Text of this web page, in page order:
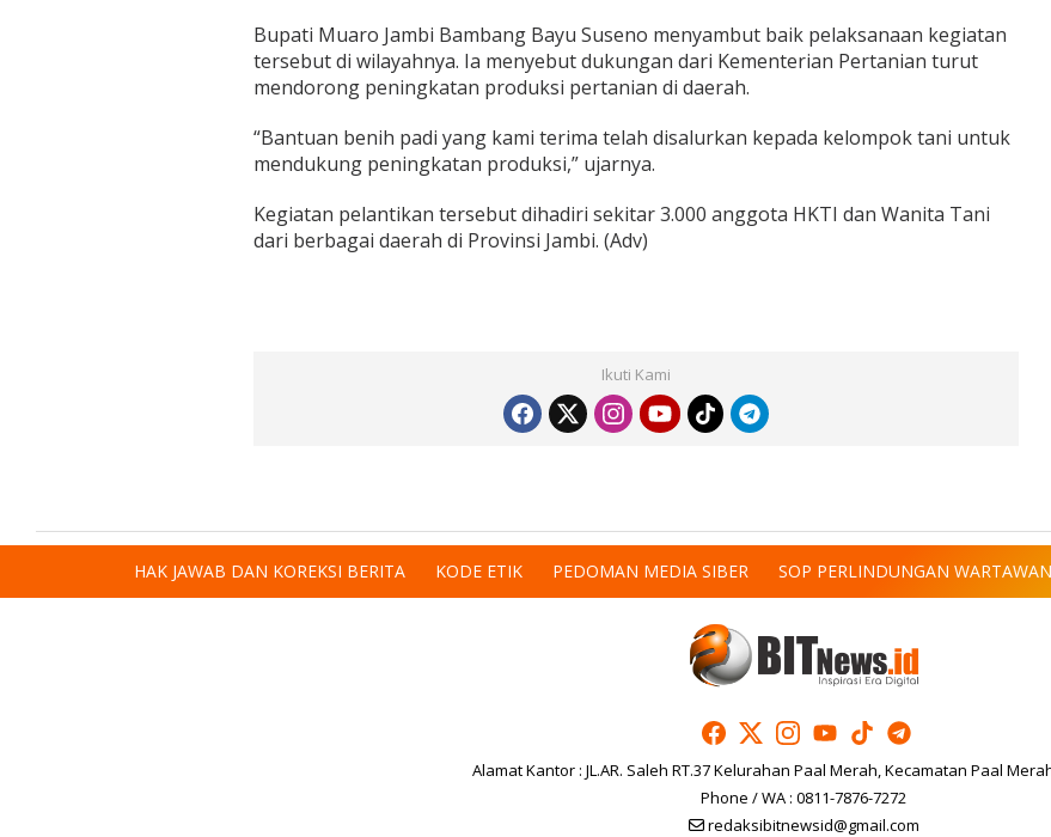
Bupati Muaro Jambi Bambang Bayu Suseno menyambut baik pelaksanaan kegiatan
tersebut di wilayahnya. Ia menyebut dukungan dari Kementerian Pertanian turut
mendorong peningkatan produksi pertanian di daerah.
“Bantuan benih padi yang kami terima telah disalurkan kepada kelompok tani untuk
mendukung peningkatan produksi,” ujarnya.
Kegiatan pelantikan tersebut dihadiri sekitar 3.000 anggota HKTI dan Wanita Tani
dari berbagai daerah di Provinsi Jambi. (Adv)
Ikuti Kami
HAK JAWAB DAN KOREKSI BERITA KODE ETIK PEDOMAN MEDIA SIBER SOP PERLINDUNGAN WARTAWAN
Alamat Kantor : JL.AR. Saleh RT.37 Kelurahan Paal Merah, Kecamatan Paal
Phone / WA : 0811-7876-7272
redaksibitnewsid@gmail.com